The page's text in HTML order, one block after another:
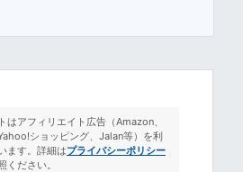
はアフィリエイト広告（Amazon、
ショッピング、Jalan等）を利
ます。詳細はプライバシーポリシー
ください。